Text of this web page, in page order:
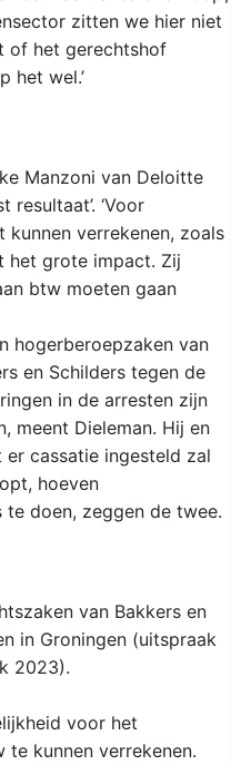
zitten we hier niet
of het gerechtshof
het wel.’
Manzoni van Deloitte
resultaat’. ‘Voor
verrekenen, zoals
het grote impact. Zij
btw moeten gaan
hogerberoepzaken van
en Schilders tegen de
in de arresten zijn
meent Dieleman. Hij en
cassatie ingesteld zal
hoeven
doen, zeggen de twee.
van Bakkers en
in Groningen (uitspraak
2023).
voor het
kunnen verrekenen.